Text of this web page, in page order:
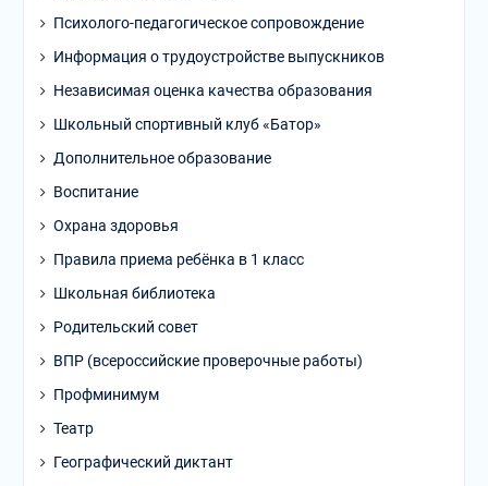
Психолого-педагогическое сопровождение
Информация о трудоустройстве выпускников
Независимая оценка качества образования
Школьный спортивный клуб «Батор»
Дополнительное образование
Воспитание
Охрана здоровья
Правила приема ребёнка в 1 класс
Школьная библиотека
Родительский совет
ВПР (всероссийские проверочные работы)
Профминимум
Театр
Географический диктант